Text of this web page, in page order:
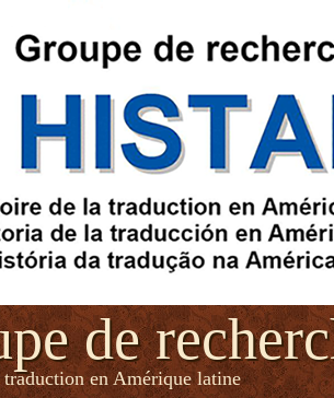
de
en Amérique latine